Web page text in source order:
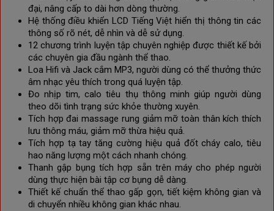
đại, nâng cấp to dài hơn dòng thường.
Hệ thống điều khiển LCD Tiếng Việt hiển thị thông tin các
thông số rõ nét, dễ nhìn và dễ sử dụng.
12 chương trình luyện tập chuyên nghiệp được thiết kế bởi
các chuyên gia đầu ngành thể thao.
Loa Hifi và Jack cắm MP3, người dùng có thể thưởng thức
âm nhạc yêu thích trong quá luyện tập.
Đo nhịp tim, calo tiêu thụ thông minh giúp người dùng
theo dõi tình trạng sức khỏe thường xuyên.
Tích hợp đai massage rung giảm mỡ toàn thân kích thích
lưu thông máu, giảm mỡ thừa hiệu quả.
Tích hợp tạ tay tăng cường hiệu quả đốt cháy calo, tiêu
hao năng lượng một cách nhanh chóng.
Thanh gập bụng tích hợp sẵn trên máy cho phép người
dùng thực hiện bài tập cơ bụng dễ dàng.
Thiết kế chuẩn thể thao gấp gọn, tiết kiệm không gian và
di chuyển nhiều không gian khác nhau.